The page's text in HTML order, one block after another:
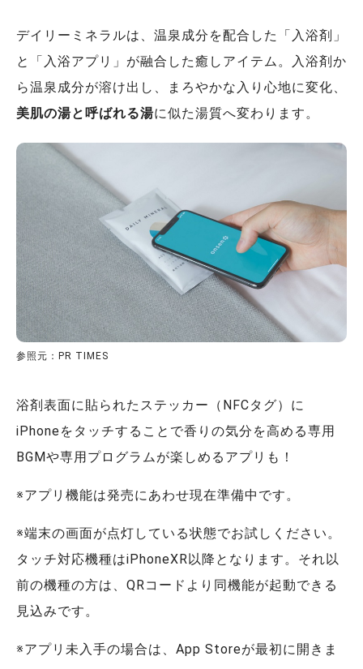
デイリーミネラルは、温泉成分を配合した「入浴剤」
と「入浴アプリ」が融合した癒しアイテム。入浴剤か
ら温泉成分が溶け出し、まろやかな入り心地に変化、
美肌の湯と呼ばれる湯に似た湯質へ変わります。
参照元：PR TIMES
浴剤表面に貼られたステッカー（NFCタグ）に
iPhoneをタッチすることで香りの気分を高める専用
BGMや専用プログラムが楽しめるアプリも！
※アプリ機能は発売にあわせ現在準備中です。
※端末の画面が点灯している状態でお試しください。
タッチ対応機種はiPhoneXR以降となります。それ以
前の機種の方は、QRコードより同機能が起動できる
見込みです。
※アプリ未入手の場合は、App Storeが最初に開きま